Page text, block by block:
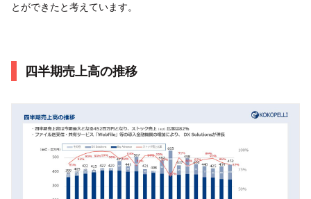
とができたと考えています。
四半期売上高の推移